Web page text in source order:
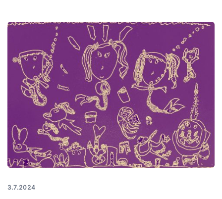
3.7.2024